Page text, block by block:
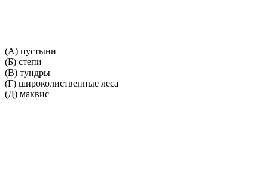
(А) пустыни
(Б) степи
(В) тундры
(Г) широколиственные леса
(Д) маквис